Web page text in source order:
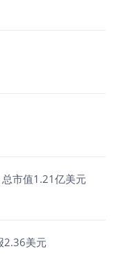
市值1.21亿美元
2.36美元